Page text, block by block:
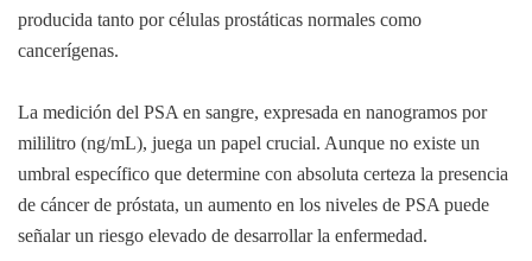
producida tanto por células prostáticas normales como
cancerígenas.
La medición del PSA en sangre, expresada en nanogramos por
mililitro (ng/mL), juega un papel crucial. Aunque no existe un
umbral específico que determine con absoluta certeza la presencia
de cáncer de próstata, un aumento en los niveles de PSA puede
señalar un riesgo elevado de desarrollar la enfermedad.